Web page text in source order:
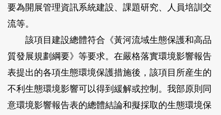
要為開展管理資訊系統建設、課題研究、人員培訓交
流等。
該項目建設總體符合《黃河流域生態保護和高品
質發展規劃綱要》等要求。在嚴格落實環境影響報告
表提出的各項生態環境保護措施後，該項目所産生的
不利生態環境影響可以得到緩解或控制。我部原則同
意環境影響報告表的總體結論和擬採取的生態環境保